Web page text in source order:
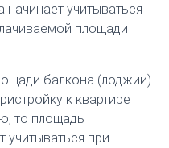
учитываться
площади
балкона (лоджии)
к квартире
то площадь
учитываться при